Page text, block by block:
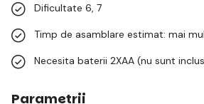
Dificultate 6, 7
Timp de asamblare estimat: mai
Necesita baterii 2XAA (nu sunt
Parametrii